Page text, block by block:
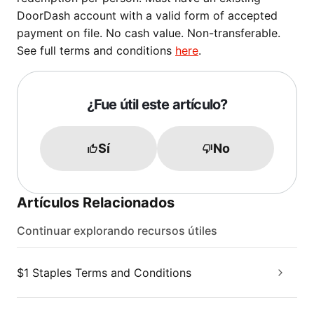
DoorDash account with a valid form of accepted
payment on file. No cash value. Non-transferable.
See full terms and conditions here.
¿Fue útil este artículo?
Sí No
Artículos Relacionados
Continuar explorando recursos útiles
$1 Staples Terms and Conditions